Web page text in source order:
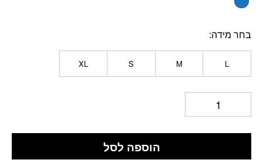
בחר מידה
L
M
S
XL
הוספה לסל